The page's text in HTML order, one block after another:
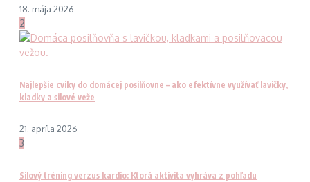
18. mája 2026
2
Najlepšie cviky do domácej posilňovne – ako efektívne využívať lavičky,
kladky a silové veže
21. apríla 2026
3
Silový tréning verzus kardio: Ktorá aktivita vyhráva z pohľadu